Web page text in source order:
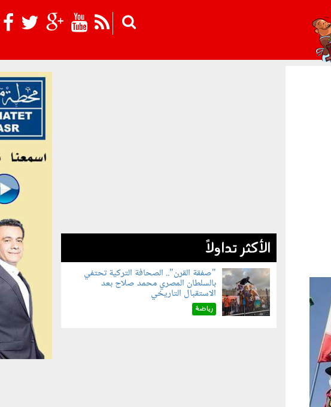
الأكثر تداولاً
070801.jpg
"صفقة القرن".. الصحافة التركية تحتفي
بالسلطان المصري محمد صلاح بعد
الاستقبال التاريخي
رياضة